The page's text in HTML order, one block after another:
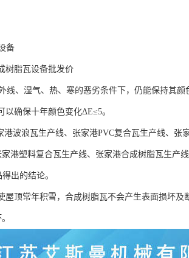
备
树脂瓦设备批发价
、湿气、热、寒的恶劣条件下，仍能保持其颜
确保十年颜色变化ΔE≤5。
波浪瓦生产线、张家港PVC复合瓦生产线、张
港塑料复合瓦生产线、张家港合成树脂瓦生产
出的结论。
顶常年积雪，合成树脂瓦不会产生表面损坏及